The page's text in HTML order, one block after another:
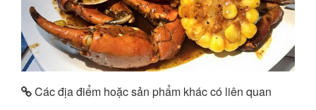
Các địa điểm hoặc sản phẩm khác có liên quan